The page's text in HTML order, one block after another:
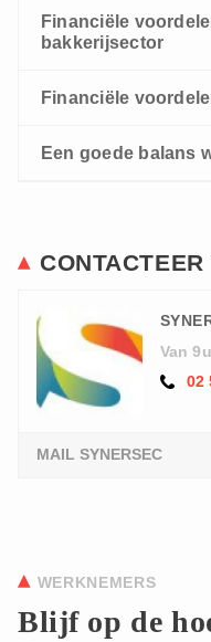
Financiële
bakkerijsector
Financiële
Een goede balans
Van
02
MAIL SYNERSEC
Blijf op de
WERKNEMERS